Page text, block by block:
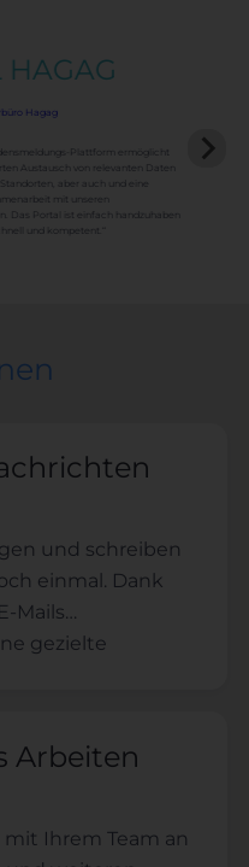
HAGAG
Hagag
Plattform ermöglicht
Austausch von relevanten Daten
aber auch und eine
mit unseren
Das Portal ist einfach handzuhaben
und kompetent.“
und schreiben
einmal. Dank
Mails
gezielte
Arbeiten
Ihrem Team an